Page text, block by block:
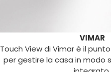
VIMAR
Touch View di Vimar è il
per gestire la casa in modo